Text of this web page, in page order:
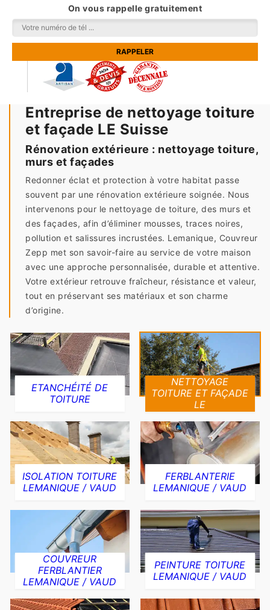
On vous rappelle gratuitement
Entreprise de nettoyage toiture
et façade LE Suisse
Rénovation extérieure : nettoyage toiture,
murs et façades
Redonner éclat et protection à votre habitat passe
souvent par une rénovation extérieure soignée. Nous
intervenons pour le nettoyage de toiture, des murs et
des façades, afin d’éliminer mousses, traces noires,
pollution et salissures incrustées. Lemanique, Couvreur
Zepp met son savoir-faire au service de votre maison
avec une approche personnalisée, durable et attentive.
Votre extérieur retrouve fraîcheur, résistance et valeur,
tout en préservant ses matériaux et son charme
d’origine.
ETANCHÉITÉ DE
TOITURE
NETTOYAGE
TOITURE ET FAÇADE
LE
ISOLATION TOITURE
LEMANIQUE / VAUD
FERBLANTERIE
LEMANIQUE / VAUD
COUVREUR
FERBLANTIER
LEMANIQUE / VAUD
PEINTURE TOITURE
LEMANIQUE / VAUD